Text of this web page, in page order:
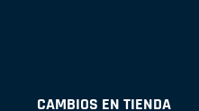
CAMBIOS EN TIENDA